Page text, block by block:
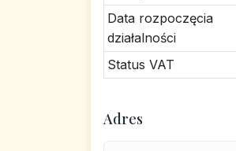
Data rozpoczęcia
działalności
Status VAT
Adres